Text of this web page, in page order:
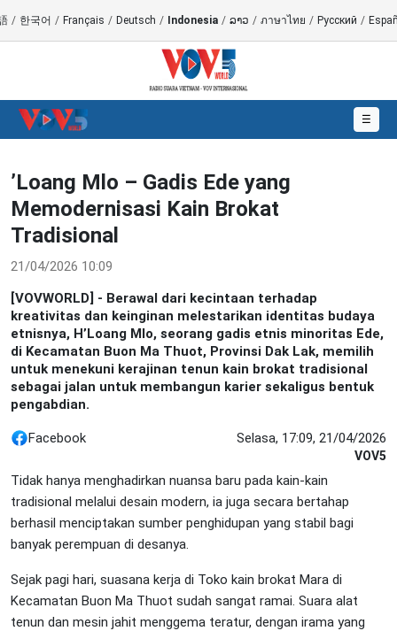
/ 한국어 / Français / Deutsch / Indonesia / ລາວ / ภาษาไทย / Русский /
☰
’Loang Mlo – Gadis Ede yang
Memodernisasi Kain Brokat
Tradisional
21/04/2026 10:09
[VOVWORLD] - Berawal dari kecintaan terhadap
kreativitas dan keinginan melestarikan identitas budaya
etnisnya, H’Loang Mlo, seorang gadis etnis minoritas Ede,
di Kecamatan Buon Ma Thuot, Provinsi Dak Lak, memilih
untuk menekuni kerajinan tenun kain brokat tradisional
sebagai jalan untuk membangun karier sekaligus bentuk
pengabdian.
Facebook Selasa, 17:09, 21/04/2026
VOV5
Tidak hanya menghadirkan nuansa baru pada kain-kain
tradisional melalui desain modern, ia juga secara bertahap
berhasil menciptakan sumber penghidupan yang stabil bagi
banyak perempuan di desanya.
Sejak pagi hari, suasana kerja di Toko kain brokat Mara di
Kecamatan Buon Ma Thuot sudah sangat ramai. Suara alat
tenun dan mesin jahit menggema teratur, dengan irama yang